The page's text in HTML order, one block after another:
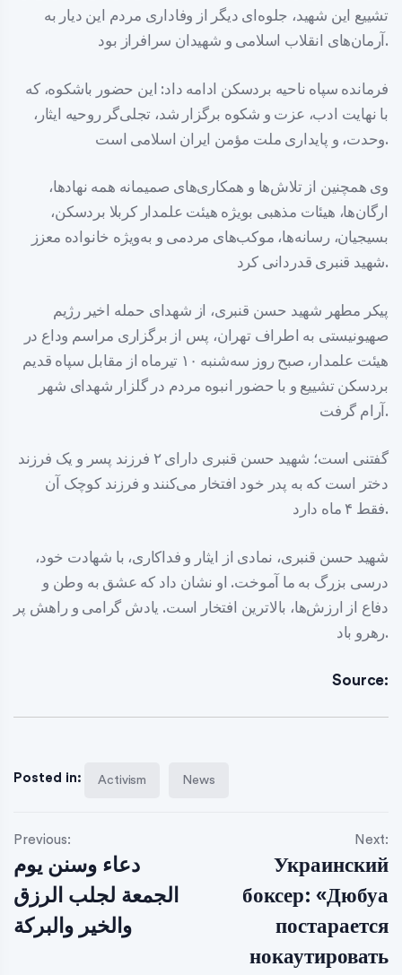
تشییع این شهید، جلوه‌ای دیگر از وفاداری مردم این دیار به
آرمان‌های انقلاب اسلامی و شهیدان سرافراز بود.
فرمانده سپاه ناحیه بردسکن ادامه داد: این حضور باشکوه، که
با نهایت ادب، عزت و شکوه برگزار شد، تجلی‌گر روحیه ایثار،
وحدت، و پایداری ملت مؤمن ایران اسلامی است.
وی همچنین از تلاش‌ها و همکاری‌های صمیمانه همه نهادها،
ارگان‌ها، هیئات مذهبی بویژه هیئت علمدار کربلا بردسکن،
بسیجیان، رسانه‌ها، موکب‌های مردمی و به‌ویژه خانواده معزز
شهید قنبری قدردانی کرد.
پیکر مطهر شهید حسن قنبری، از شهدای حمله اخیر رژیم
صهیونیستی به اطراف تهران، پس از برگزاری مراسم وداع در
هیئت علمدار، صبح روز سه‌شنبه ۱۰ تیرماه از مقابل سپاه قدیم
بردسکن تشییع و با حضور انبوه مردم در گلزار شهدای شهر
آرام گرفت.
گفتنی است؛ شهید حسن قنبری دارای ۲ فرزند پسر و یک فرزند
دختر است که به پدر خود افتخار می‌کنند و فرزند کوچک آن
فقط ۴ ماه دارد.
شهید حسن قنبری، نمادی از ایثار و فداکاری، با شهادت خود،
درسی بزرگ به ما آموخت. او نشان داد که عشق به وطن و
دفاع از ارزش‌ها، بالاترین افتخار است. یادش گرامی و راهش پر
رهرو باد.
Source:
Posted in: Activism News
Previous:
دعاء وسنن يوم
الجمعة لجلب الرزق
والخير والبركة
Next:
Украинский
боксер: «Дюбуа
постарается
нокаутировать